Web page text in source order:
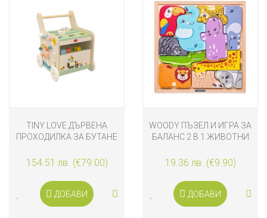
TINY LOVE ДЪРВЕНА
ПРОХОДИЛКА ЗА БУТАНЕ
FUNDAY, 12М+
154.51 лв. (€79.00)
ДОБАВИ
WOODY ПЪЗЕЛ И ИГРА ЗА
БАЛАНС 2 В 1 ЖИВОТНИ
19.36 лв. (€9.90)
ДОБАВИ